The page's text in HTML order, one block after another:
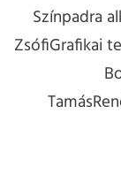
Színpadra
ZsófiGrafikai